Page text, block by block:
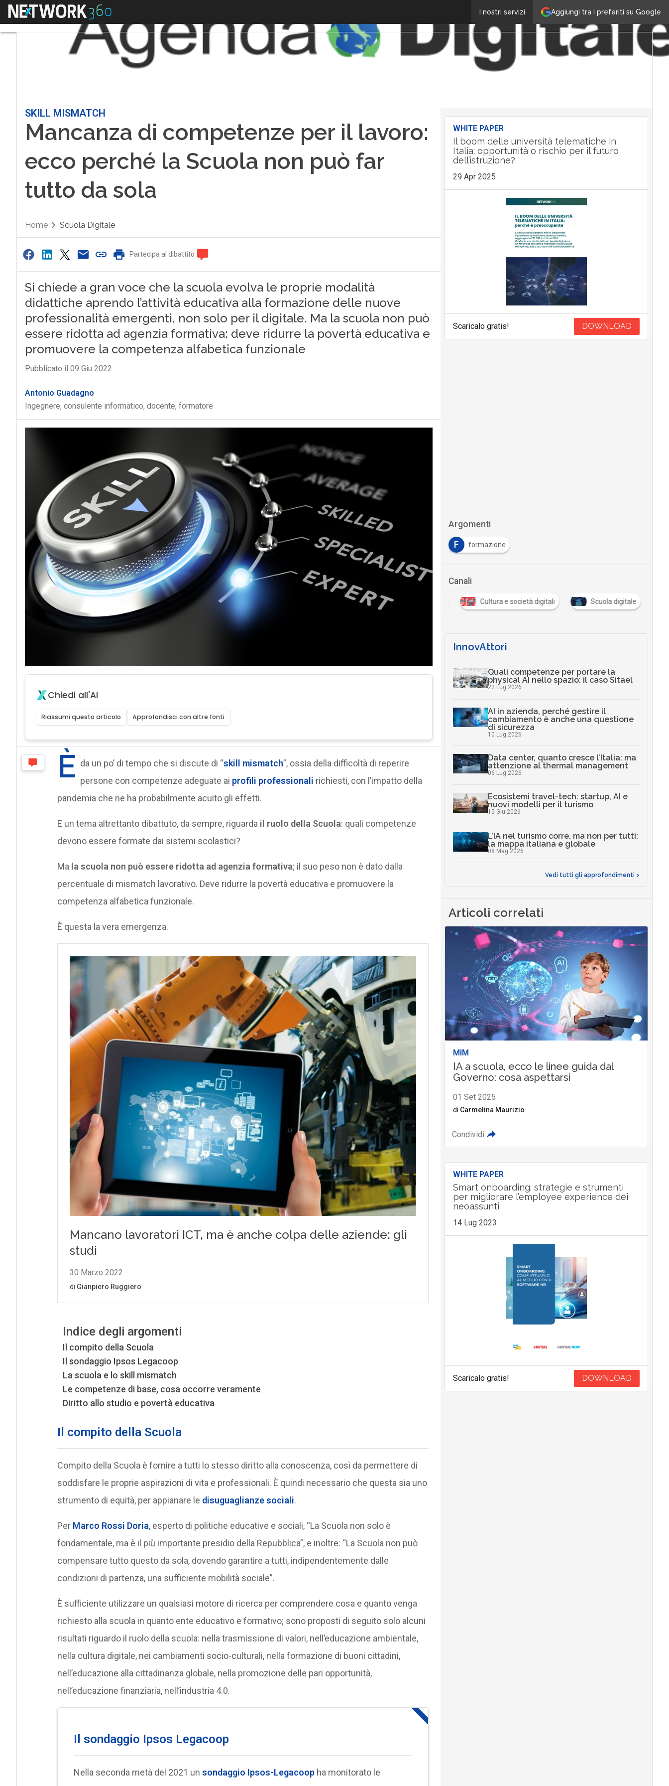
Aggiungi tra i preferiti su Google
I nostri servizi
Menu
SKILL MISMATCH
Mancanza di competenze per il lavoro:
ecco perché la Scuola non può far
tutto da sola
Home Scuola Digitale
Partecipa al dibattito
Si chiede a gran voce che la scuola evolva le proprie modalità
didattiche aprendo l’attività educativa alla formazione delle nuove
professionalità emergenti, non solo per il digitale. Ma la scuola non può
essere ridotta ad agenzia formativa: deve ridurre la povertà educativa e
promuovere la competenza alfabetica funzionale
Pubblicato il 09 Giu 2022
Antonio Guadagno
Ingegnere, consulente informatico, docente, formatore
Chiedi all'AI
Riassumi questo articolo Approfondisci con altre fonti
È da un po’ di tempo che si discute di “skill mismatch”, ossia della difficoltà di reperire
persone con competenze adeguate ai profili professionali richiesti, con l’impatto della
pandemia che ne ha probabilmente acuito gli effetti.
E un tema altrettanto dibattuto, da sempre, riguarda il ruolo della Scuola: quali competenze
devono essere formate dai sistemi scolastici?
Ma la scuola non può essere ridotta ad agenzia formativa; il suo peso non è dato dalla
percentuale di mismatch lavorativo. Deve ridurre la povertà educativa e promuovere la
competenza alfabetica funzionale.
È questa la vera emergenza.
Indice degli argomenti
Il compito della Scuola
Il sondaggio Ipsos Legacoop
La scuola e lo skill mismatch
Le competenze di base, cosa occorre veramente
Diritto allo studio e povertà educativa
Il compito della Scuola
Compito della Scuola è fornire a tutti lo stesso diritto alla conoscenza, così da permettere di
soddisfare le proprie aspirazioni di vita e professionali. È quindi necessario che questa sia uno
strumento di equità, per appianare le disuguaglianze sociali.
Per Marco Rossi Doria, esperto di politiche educative e sociali, “La Scuola non solo è
fondamentale, ma è il più importante presidio della Repubblica”, e inoltre: “La Scuola non può
compensare tutto questo da sola, dovendo garantire a tutti, indipendentemente dalle
condizioni di partenza, una sufficiente mobilità sociale”.
È sufficiente utilizzare un qualsiasi motore di ricerca per comprendere cosa e quanto venga
richiesto alla scuola in quanto ente educativo e formativo; sono proposti di seguito solo alcuni
risultati riguardo il ruolo della scuola: nella trasmissione di valori, nell’educazione ambientale,
nella cultura digitale, nei cambiamenti socio-culturali, nella formazione di buoni cittadini,
nell’educazione alla cittadinanza globale, nella promozione delle pari opportunità,
nell’educazione finanziaria, nell’industria 4.0.
Il sondaggio Ipsos Legacoop
Nella seconda metà del 2021 un sondaggio Ipsos-Legacoopha monitorato le
WHITE PAPER
Il boom delle università telematiche in
Italia: opportunità o rischio per il futuro
dell’istruzione?
29 Apr 2025
Scaricalo gratis! DOWNLOAD
Argomenti
F formazione
Canali
C competenze digitali Cultura e società digitali Scuola digitale
InnovAttori
Quali competenze per portare la
physical AI nello spazio: il caso Sitael
22 Lug 2026
AI in azienda, perché gestire il
cambiamento è anche una questione
di sicurezza
10 Lug 2026
Data center, quanto cresce l’Italia: ma
attenzione al thermal management
06 Lug 2026
Ecosistemi travel-tech: startup, AI e
nuovi modelli per il turismo
15 Giu 2026
L’IA nel turismo corre, ma non per tutti:
la mappa italiana e globale
08 Mag 2026
Vedi tutti gli approfondimenti >
Articoli correlati
MIM
IA a scuola, ecco le linee guida dal
Governo: cosa aspettarsi
01 Set 2025
di Carmelina Maurizio
Condividi
WHITE PAPER
Smart onboarding: strategie e strumenti
per migliorare l’employee experience dei
neoassunti
14 Lug 2023
Scaricalo gratis! DOWNLOAD